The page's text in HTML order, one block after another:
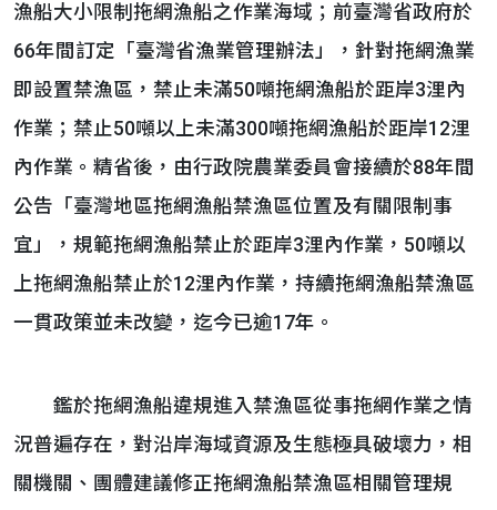
漁船大小限制拖網漁船之作業海域；前臺灣省政府於
66年間訂定「臺灣省漁業管理辦法」，針對拖網漁業
即設置禁漁區，禁止未滿50噸拖網漁船於距岸3浬內
作業；禁止50噸以上未滿300噸拖網漁船於距岸12浬
內作業。精省後，由行政院農業委員會接續於88年間
公告「臺灣地區拖網漁船禁漁區位置及有關限制事
宜」，規範拖網漁船禁止於距岸3浬內作業，50噸以
上拖網漁船禁止於12浬內作業，持續拖網漁船禁漁區
一貫政策並未改變，迄今已逾17年。
鑑於拖網漁船違規進入禁漁區從事拖網作業之情
況普遍存在，對沿岸海域資源及生態極具破壞力，相
關機關、團體建議修正拖網漁船禁漁區相關管理規